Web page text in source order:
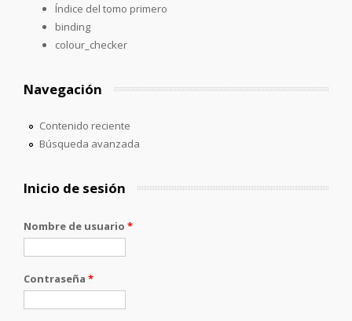
Índice del tomo primero
binding
colour_checker
Navegación
Contenido reciente
Búsqueda avanzada
Inicio de sesión
Nombre de usuario *
Contraseña *